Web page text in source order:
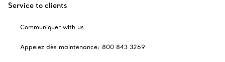
Service to clients
Communiquer with us
Appelez dès maintenance: 800 843 3269